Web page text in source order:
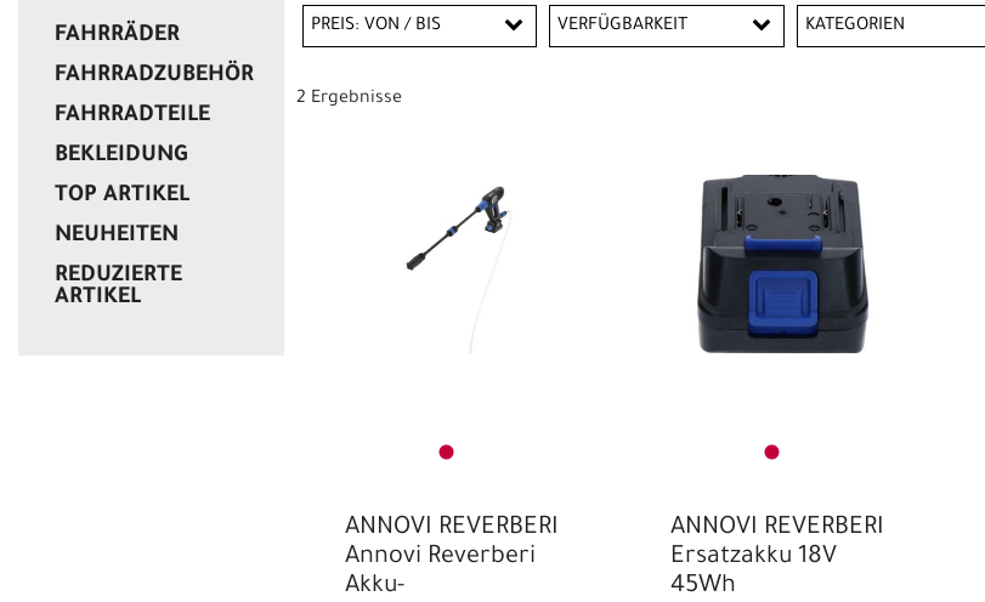
FAHRRÄDER
FAHRRADZUBEHÖR
FAHRRADTEILE
BEKLEIDUNG
TOP ARTIKEL
NEUHEITEN
REDUZIERTE
ARTIKEL
PREIS: VON / BIS VERFÜGBARKEIT KATEGORIEN
2 Ergebnisse
ANNOVI REVERBERI
Annovi Reverberi
Akku-
ANNOVI REVERBERI
Ersatzakku 18V
45Wh